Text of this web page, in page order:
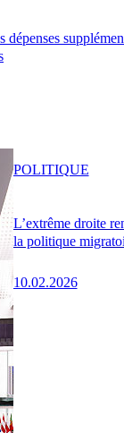
dépenses
L’extrême droite
la politique
10.02.2026
POLITIQUE